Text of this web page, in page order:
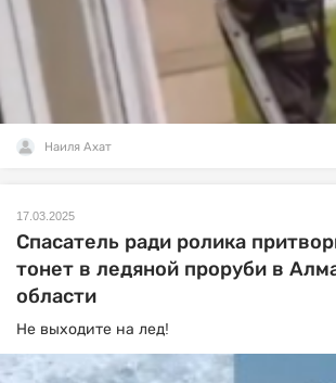
Наиля Ахат
17.03.2025
Спасатель ради ролика
тонет в ледяной проруби в
области
Не выходите на лед!